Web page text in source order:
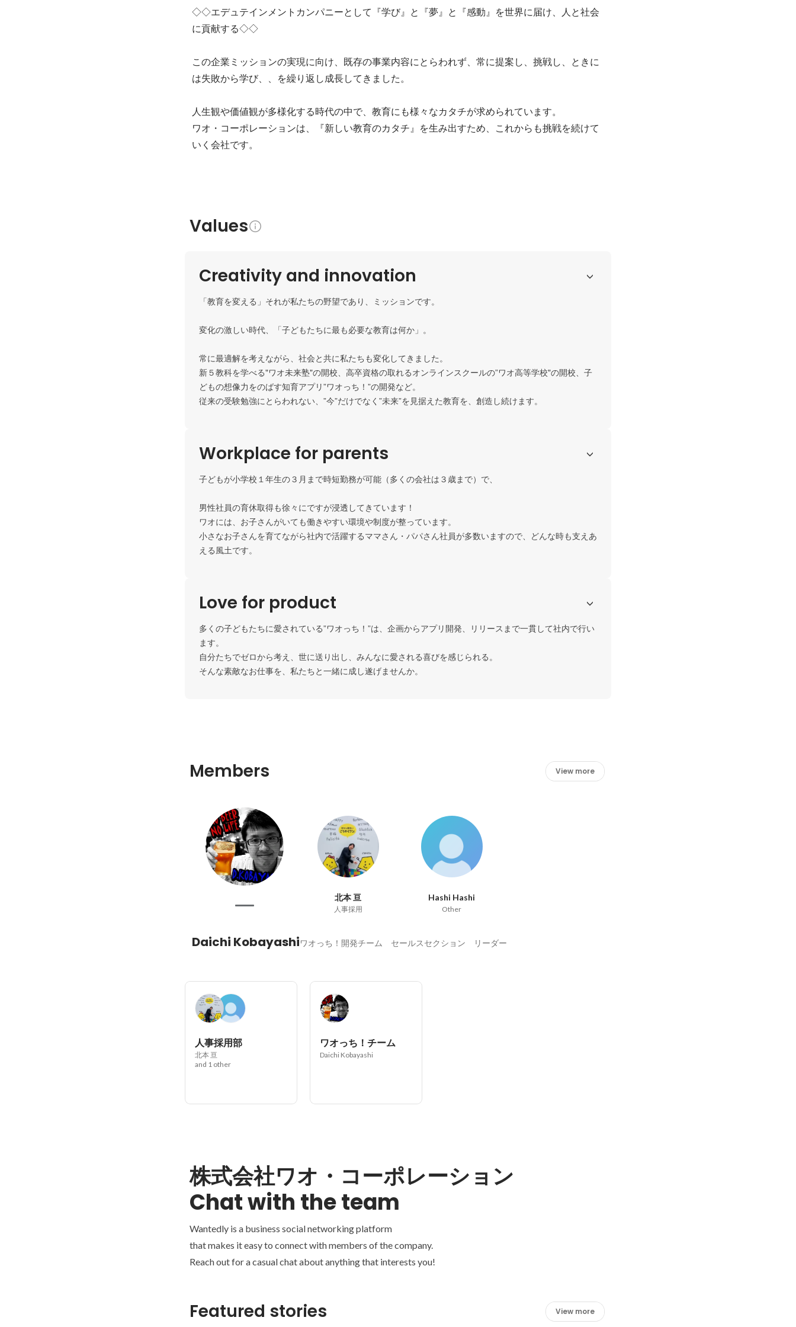
◇◇エデュテインメントカンパニーとして『学び』と『夢』と『感動』を世界に届け、人と社会
に貢献する◇◇
この企業ミッションの実現に向け、既存の事業内容にとらわれず、常に提案し、挑戦し、ときに
は失敗から学び、、を繰り返し成長してきました。
人生観や価値観が多様化する時代の中で、教育にも様々なカタチが求められています。
ワオ・コーポレーションは、『新しい教育のカタチ』を生み出すため、これからも挑戦を続けて
いく会社です。
Values
Creativity and innovation
「教育を変える」それが私たちの野望であり、ミッションです。
変化の激しい時代、「子どもたちに最も必要な教育は何か」。
常に最適解を考えながら、社会と共に私たちも変化してきました。
新５教科を学べる"ワオ未来塾"の開校、高卒資格の取れるオンラインスクールの”ワオ高等学校"の開校、子
どもの想像力をのばす知育アプリ”ワオっち！”の開発など。
従来の受験勉強にとらわれない、”今”だけでなく”未来”を見据えた教育を、創造し続けます。
Workplace for parents
子どもが小学校１年生の３月まで時短勤務が可能（多くの会社は３歳まで）で、
男性社員の育休取得も徐々にですが浸透してきています！
ワオには、お子さんがいても働きやすい環境や制度が整っています。
小さなお子さんを育てながら社内で活躍するママさん・パパさん社員が多数いますので、どんな時も支えあ
Love for product
多くの子どもたちに愛されている”ワオっち！”は、企画からアプリ開発、リリースまで一貫して社内で行い
ます。
自分たちでゼロから考え、世に送り出し、みんなに愛される喜びを感じられる。
Members View more
北本 亘
人事採用
Hashi Hashi
Other
Daichi Kobayashiワオっち！開発チーム セールスセクション リーダー
人事採用部
北本 亘
and 1 other
ワオっち！チーム
Daichi Kobayashi
株式会社ワオ・コーポレーション
Chat with the team
Wantedly is a business social networking platform
that makes it easy to connect with members of the company.
Reach out for a casual chat about anything that interests you!
Featured stories View more